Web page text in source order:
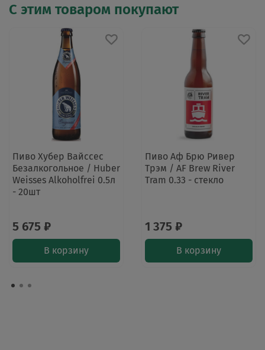
С этим товаром покупают
Пиво Хубер Вайссес
Безалкогольное / Huber
Weisses Alkoholfrei 0.5л
- 20шт
5 675 ₽
В корзину
Пиво Аф Брю Ривер
Трэм / AF Brew River
Tram 0.33 - стекло
1 375 ₽
В корзину